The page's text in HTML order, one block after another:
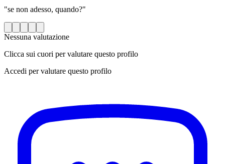
"se non adesso, quando?"
Nessuna valutazione
Clicca sui cuori per valutare questo profilo
Accedi per valutare questo profilo